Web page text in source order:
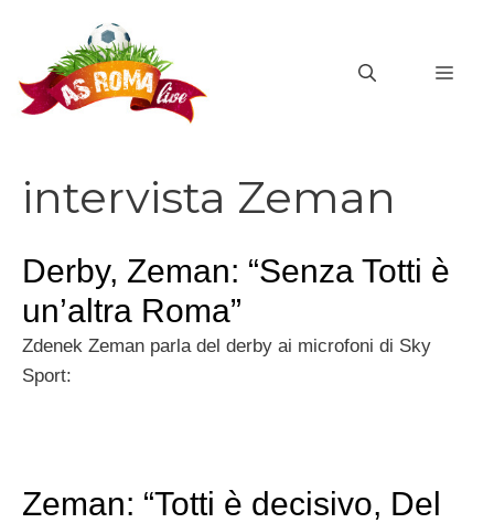
contenuto
intervista Zeman
Derby, Zeman: “Senza Totti è
un’altra Roma”
Zdenek Zeman parla del derby ai microfoni di Sky
Sport:
Zeman: “Totti è decisivo, Del